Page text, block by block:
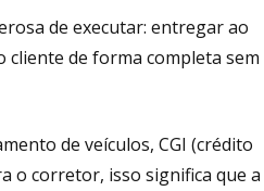
de executar: entregar ao
de forma completa sem
de veículos, CGI (crédito
o corretor, isso significa que a